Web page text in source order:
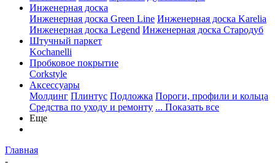
Инженерная доска
Инженерная доска Green Line Инженерная доска Karelia
Инженерная доска Legend Инженерная доска Стародуб
Штучный паркет
Kochanelli
Пробковое покрытие
Corkstyle
Аксессуары
Молдинг Плинтус Подложка Пороги, профили и кольца
Средства по уходу и ремонту ... Показать все
Еще
Главная
-